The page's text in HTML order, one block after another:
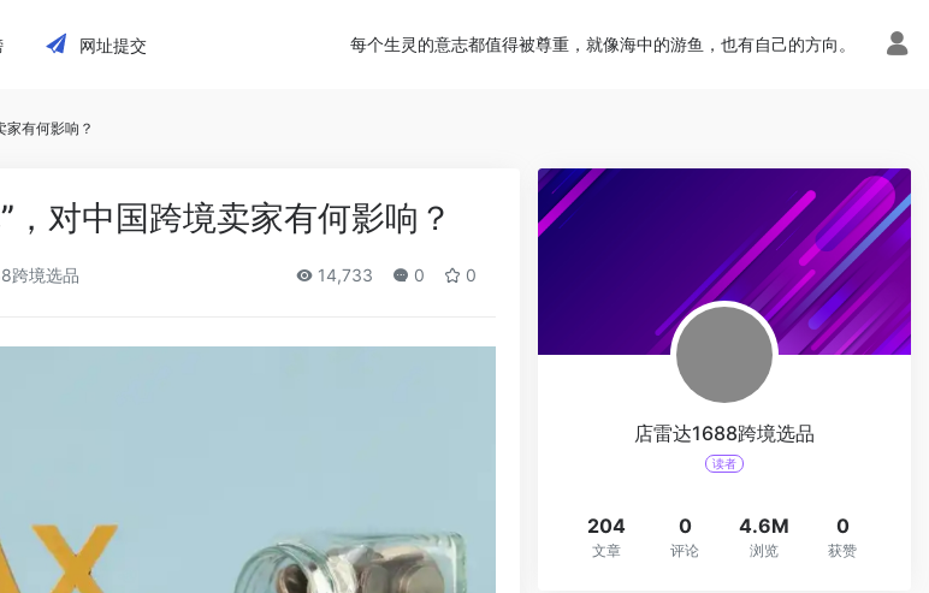
网址提交 每个生灵的意志都值得被尊重，就像海中的游鱼，也有自己的方向。
家有何影响？
，对中国跨境卖家有何影响？
跨境选品 14,733 0 0
店雷达1688跨境选品
读者
204
文章
0
评论
4.6M
浏览
0
获赞